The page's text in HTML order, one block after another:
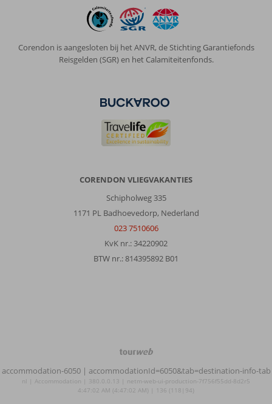
Corendon is aangesloten bij het ANVR, de Stichting Garantiefonds
Reisgelden (SGR) en het Calamiteitenfonds.
CORENDON VLIEGVAKANTIES
Schipholweg 335
1171 PL Badhoevedorp, Nederland
023 7510606
KvK nr.: 34220902
BTW nr.: 814395892 B01
TourWeb
©
NetMatch
accommodation-6050 | accommodationId=6050&tab=destination-info-tab
nl | Accommodation | 380.0.0.13 | netm-web-ui-production-7f756f55dd-8d2r5
4:47:02 AM (4:47:02 AM) | 136 (118|94)